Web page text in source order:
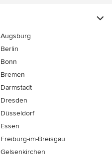
Augsburg
Berlin
Bonn
Bremen
Darmstadt
Dresden
Düsseldorf
Essen
Freiburg-im-Breisgau
Gelsenkirchen